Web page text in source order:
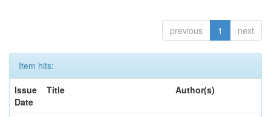
previous 1 next
Item hits:
Issue
Date
Title Author(s)